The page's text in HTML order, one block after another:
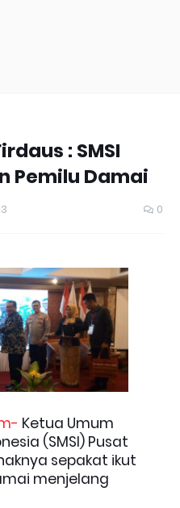
: SMSI
Pemilu Damai
0
Ketua Umum
(SMSI) Pusat
sepakat ikut
menjelang